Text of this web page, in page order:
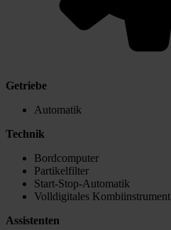
Getriebe
Automatik
Technik
Bordcomputer
Partikelfilter
Start-Stop-Automatik
Volldigitales Kombiinstrument
Assistenten